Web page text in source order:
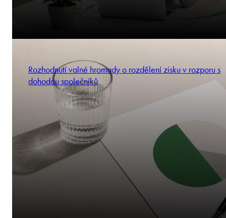
Rozhodnutí valné hromady o rozdělení zisku v rozporu s
dohodou společníků